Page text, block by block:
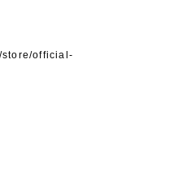
store/official-